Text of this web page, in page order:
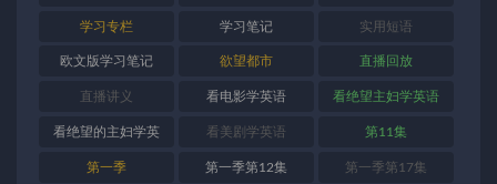
学习专栏 学习笔记 实用短语
欧文版学习笔记 欲望都市 直播回放
直播讲义 看电影学英语 看绝望主妇学英语
看绝望的主妇学英
语
看美剧学英语 第11集
第一季 第一季第12集 第一季第17集